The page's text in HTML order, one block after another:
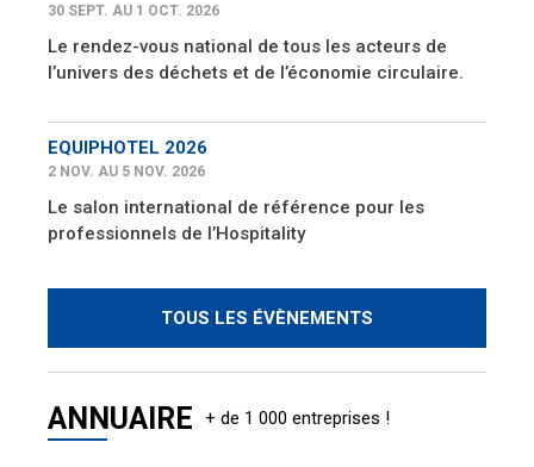
30 SEPT. AU 1 OCT. 2026
Le rendez-vous national de tous les acteurs de
l’univers des déchets et de l’économie circulaire.
EQUIPHOTEL 2026
2 NOV. AU 5 NOV. 2026
Le salon international de référence pour les
professionnels de l’Hospitality
TOUS LES ÉVÈNEMENTS
ANNUAIRE